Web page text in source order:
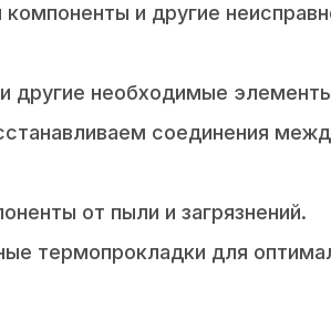
и другие
другие необходимые
соединения
от пыли и загрязнений.
термопрокладки для